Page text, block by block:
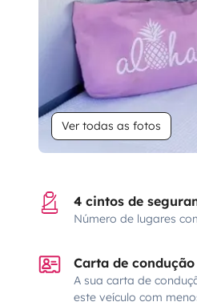
Ver todas as fotos
4 cintos de
Número de lugares
Carta de condução
A sua carta de
este veículo com